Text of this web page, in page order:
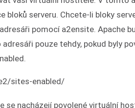
bloků serveru. Chcete-li bloky
pomocí a2ensite. Apache
pouze tehdy, pokud byly
sites-enabled/
se nacházejí povolené virtuální